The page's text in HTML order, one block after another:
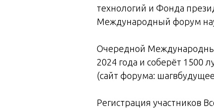
технологий и Фонда
Международный форум
Очередной
2024 года и соберёт
(сайт форума:
Регистрация участников